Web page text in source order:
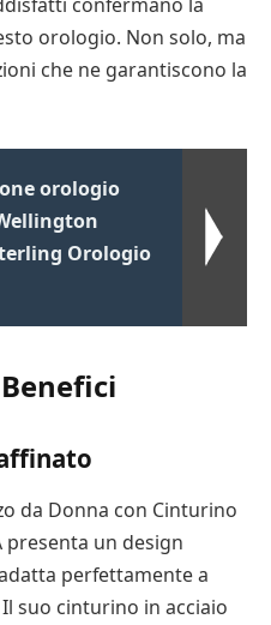
orologio. Non solo, ma
che ne garantiscono la
orologio
Orologio
da Donna con Cinturino
presenta un design
perfettamente a
suo cinturino in acciaio